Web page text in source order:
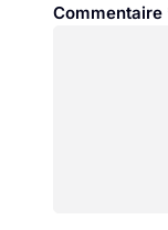
Commentaire